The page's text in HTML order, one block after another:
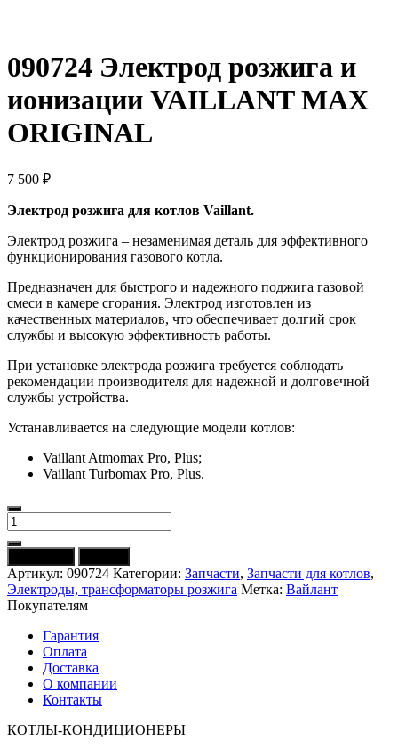
090724 Электрод розжига и
ионизации VAILLANT MAX
ORIGINAL
7 500 ₽
Электрод розжига для котлов Vaillant.
Электрод розжига – незаменимая деталь для эффективного
функционирования газового котла.
Предназначен для быстрого и надежного поджига газовой
смеси в камере сгорания. Электрод изготовлен из
качественных материалов, что обеспечивает долгий срок
службы и высокую эффективность работы.
При установке электрода розжига требуется соблюдать
рекомендации производителя для надежной и долговечной
службы устройства.
Устанавливается на следующие модели котлов:
Vaillant Atmomax Pro, Рlus;
Vaillant Turbomax Pro, Рlus.
Количество
товара
090724
Электрод
розжига
и
ионизации
VAILLANT
MAX
ORIGINAL
Артикул: 090724 Категории: Запчасти, Запчасти для котлов,
Электроды, трансформаторы розжига Метка: Вайлант
Покупателям
Гарантия
Оплата
Доставка
О компании
Контакты
КОТЛЫ-КОНДИЦИОНЕРЫ